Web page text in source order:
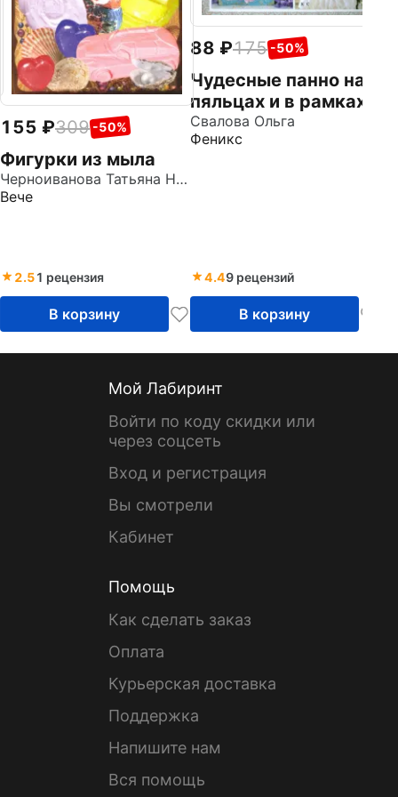
155 309 -50%
Фигурки из мыла
Черноиванова Татьяна Николаевна
Вече
2.51 рецензия
В корзину
88 175 -50%
Чудесные панно на
пяльцах и в рамках
Свалова Ольга
Феникс
4.49 рецензий
В корзину
Мой Лабиринт
Войти по коду скидки или
через соцсеть
Вход и регистрация
Вы смотрели
Кабинет
Помощь
Как сделать заказ
Оплата
Курьерская доставка
Поддержка
Напишите нам
Вся помощь